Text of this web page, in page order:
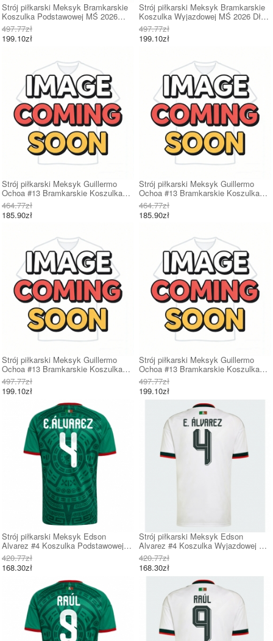
Strój piłkarski Meksyk Bramkarskie
Koszulka Podstawowej MŚ 2026
Długi Rękaw
497.77zł
199.10zł
Strój piłkarski Meksyk Bramkarskie
Koszulka Wyjazdowej MŚ 2026 Długi
Rękaw
497.77zł
199.10zł
Strój piłkarski Meksyk Guillermo
Ochoa #13 Bramkarskie Koszulka
Podstawowej MŚ 2026 Krótki Rękaw
464.77zł
185.90zł
Strój piłkarski Meksyk Guillermo
Ochoa #13 Bramkarskie Koszulka
Wyjazdowej MŚ 2026 Krótki Rękaw
464.77zł
185.90zł
Strój piłkarski Meksyk Guillermo
Ochoa #13 Bramkarskie Koszulka
Podstawowej MŚ 2026 Długi Rękaw
497.77zł
199.10zł
Strój piłkarski Meksyk Guillermo
Ochoa #13 Bramkarskie Koszulka
Wyjazdowej MŚ 2026 Długi Rękaw
497.77zł
199.10zł
Strój piłkarski Meksyk Edson
Alvarez #4 Koszulka Podstawowej
MŚ 2026 Krótki Rękaw
420.77zł
168.30zł
Strój piłkarski Meksyk Edson
Alvarez #4 Koszulka Wyjazdowej MŚ
2026 Krótki Rękaw
420.77zł
168.30zł